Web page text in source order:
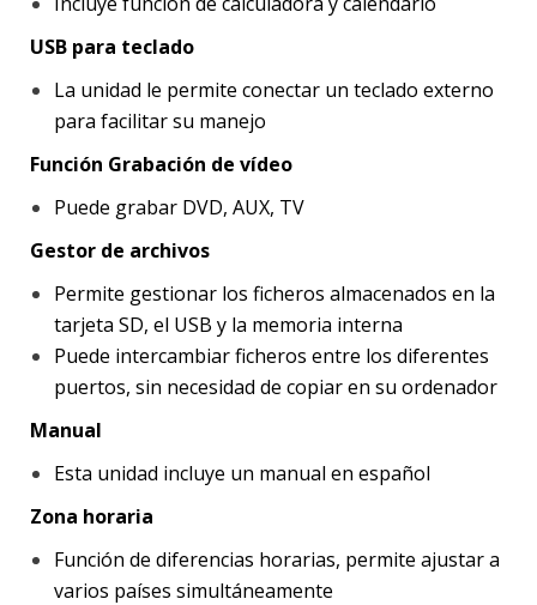
USB para teclado
La unidad le permite conectar un teclado externo
para facilitar su manejo
Función Grabación de vídeo
Puede grabar DVD, AUX, TV
Gestor de archivos
Permite gestionar los ficheros almacenados en la
tarjeta SD, el USB y la memoria interna
Puede intercambiar ficheros entre los diferentes
puertos, sin necesidad de copiar en su ordenador
Manual
Esta unidad incluye un manual en español
Zona horaria
Función de diferencias horarias, permite ajustar a
varios países simultáneamente